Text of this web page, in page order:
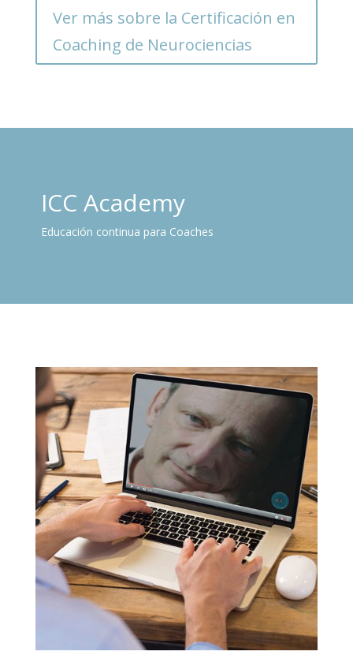
Ver más sobre la Certificación en
Coaching de Neurociencias
ICC Academy
Educación continua para Coaches